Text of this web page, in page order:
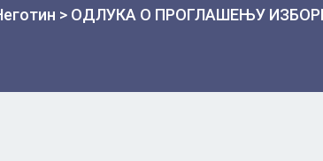
> ОДЛУКА О ПРОГЛАШЕЊУ